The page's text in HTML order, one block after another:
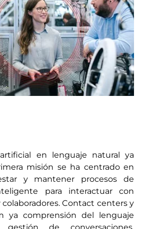
en lenguaje natural ya
misión se ha centrado en
y mantener procesos de
para interactuar con
colaboradores. Contact centers y
ya comprensión del lenguaje
gestión de conversaciones,